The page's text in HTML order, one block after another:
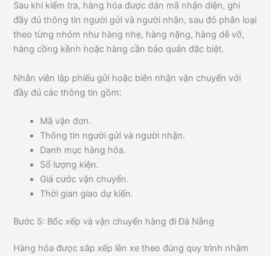
Sau khi kiểm tra, hàng hóa được dán mã nhận diện, ghi
đầy đủ thông tin người gửi và người nhận, sau đó phân loại
theo từng nhóm như hàng nhẹ, hàng nặng, hàng dễ vỡ,
hàng cồng kềnh hoặc hàng cần bảo quản đặc biệt.
Nhân viên lập phiếu gửi hoặc biên nhận vận chuyển với
đầy đủ các thông tin gồm:
Mã vận đơn.
Thông tin người gửi và người nhận.
Danh mục hàng hóa.
Số lượng kiện.
Giá cước vận chuyển.
Thời gian giao dự kiến.
Bước 5: Bốc xếp và vận chuyển hàng đi Đà Nẵng
Hàng hóa được sắp xếp lên xe theo đúng quy trình nhằm